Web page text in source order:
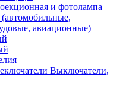
и фотолампа
авиационные)
Выключатели,